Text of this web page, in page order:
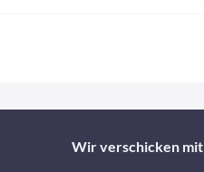
Wir verschicken mit